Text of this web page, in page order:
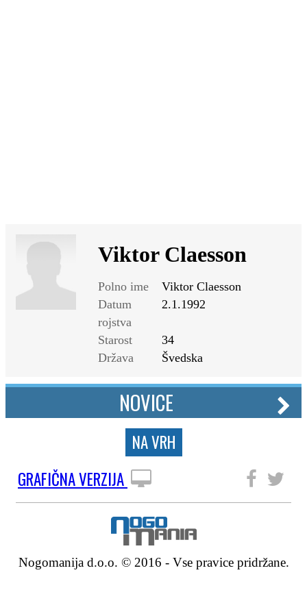
Viktor Claesson
Polno ime
Viktor Claesson
Datum
rojstva
2.1.1992
Starost
34
Država
Švedska
NOVICE
NA VRH
GRAFIČNA VERZIJA
Nogomanija d.o.o. © 2016 - Vse pravice pridržane.